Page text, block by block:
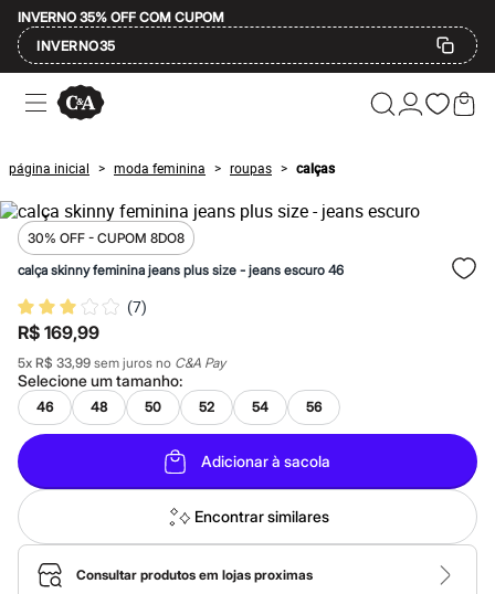
INVERNO 35% OFF COM CUPOM
INVERNO35
Ofertas
Compre por Departamento
Masculino
Infantil
Calçados
Mindse7
Plus Size
Até 20% off
Até 40% off
Até 60% off
A partir de 60% off
Feminino
Em alta
Inverno
Alfaiataria
Novidades
Roupas
Blusas e Camisetas
Básicos
Calças
Casacos e Jaquetas
Jeans
Macacões
Saias
página inicial > moda feminina > roupas > calças
30% OFF - CUPOM 8DO8
calça skinny feminina jeans plus size - jeans escuro 46
(7)
R$ 169,99
5x R$ 33,99 sem juros no C&A Pay
Selecione umtamanho:
46 48 50 52 54 56
Adicionar à sacola
Encontrar similares
Consultar produtos em lojas proximas